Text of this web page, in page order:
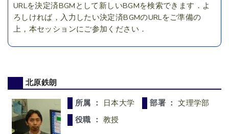
URLを決定済BGMとして新しいBGMを検索できます．よ
ろしければ，入力したい決定済BGMのURLをご準備の
上，本セッションにご参加ください．
北原鉄朗
所属 ：
日本大学 部署 ：文理学部
役職 ： 教授